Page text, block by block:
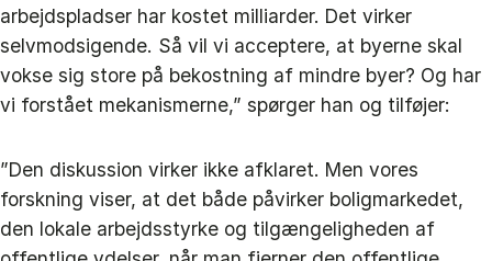
arbejdspladser har kostet milliarder. Det virker
selvmodsigende. Så vil vi acceptere, at byerne skal
vokse sig store på bekostning af mindre byer? Og har
vi forstået mekanismerne,” spørger han og tilføjer:
”Den diskussion virker ikke afklaret. Men vores
forskning viser, at det både påvirker boligmarkedet,
den lokale arbejdsstyrke og tilgængeligheden af